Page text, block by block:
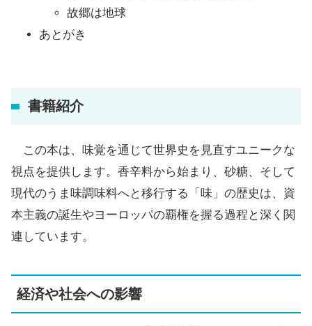
故郷は地球
あとがき
書籍紹介
この本は、味覚を通じて世界史を見直すユニークな
視点を提供します。香辛料から始まり、砂糖、そして
現代のうま味調味料へと移行する「味」の歴史は、資
本主義の誕生やヨーロッパの覇権を握る過程と深く関
連しています。
経済や社会への影響